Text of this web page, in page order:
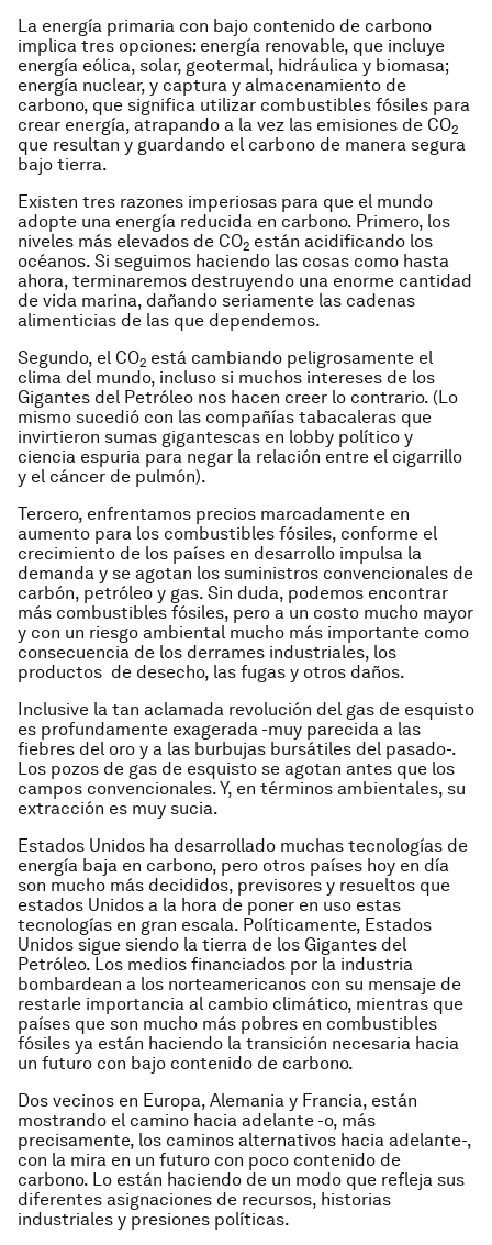
La energía primaria con bajo contenido de carbono
implica tres opciones: energía renovable, que incluye
energía eólica, solar, geotermal, hidráulica y biomasa;
energía nuclear, y captura y almacenamiento de
carbono, que significa utilizar combustibles fósiles para
crear energía, atrapando a la vez las emisiones de CO2
que resultan y guardando el carbono de manera segura
bajo tierra.
Existen tres razones imperiosas para que el mundo
adopte una energía reducida en carbono. Primero, los
niveles más elevados de CO2 están acidificando los
océanos. Si seguimos haciendo las cosas como hasta
ahora, terminaremos destruyendo una enorme cantidad
de vida marina, dañando seriamente las cadenas
alimenticias de las que dependemos.
Segundo, el CO2 está cambiando peligrosamente el
clima del mundo, incluso si muchos intereses de los
Gigantes del Petróleo nos hacen creer lo contrario. (Lo
mismo sucedió con las compañías tabacaleras que
invirtieron sumas gigantescas en lobby político y
ciencia espuria para negar la relación entre el cigarrillo
y el cáncer de pulmón).
Tercero, enfrentamos precios marcadamente en
aumento para los combustibles fósiles, conforme el
crecimiento de los países en desarrollo impulsa la
demanda y se agotan los suministros convencionales de
carbón, petróleo y gas. Sin duda, podemos encontrar
más combustibles fósiles, pero a un costo mucho mayor
y con un riesgo ambiental mucho más importante como
consecuencia de los derrames industriales, los
productos de desecho, las fugas y otros daños.
Inclusive la tan aclamada revolución del gas de esquisto
es profundamente exagerada -muy parecida a las
fiebres del oro y a las burbujas bursátiles del pasado-.
Los pozos de gas de esquisto se agotan antes que los
campos convencionales. Y, en términos ambientales, su
extracción es muy sucia.
Estados Unidos ha desarrollado muchas tecnologías de
energía baja en carbono, pero otros países hoy en día
son mucho más decididos, previsores y resueltos que
estados Unidos a la hora de poner en uso estas
tecnologías en gran escala. Políticamente, Estados
Unidos sigue siendo la tierra de los Gigantes del
Petróleo. Los medios financiados por la industria
bombardean a los norteamericanos con su mensaje de
restarle importancia al cambio climático, mientras que
países que son mucho más pobres en combustibles
fósiles ya están haciendo la transición necesaria hacia
un futuro con bajo contenido de carbono.
Dos vecinos en Europa, Alemania y Francia, están
mostrando el camino hacia adelante -o, más
precisamente, los caminos alternativos hacia adelante-,
con la mira en un futuro con poco contenido de
carbono. Lo están haciendo de un modo que refleja sus
diferentes asignaciones de recursos, historias
industriales y presiones políticas.